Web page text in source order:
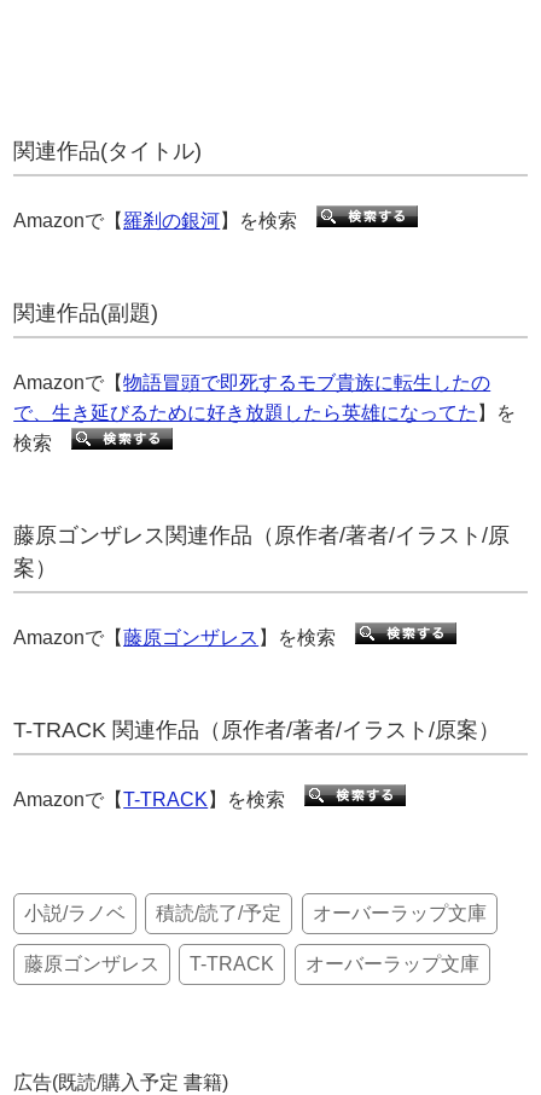
関連作品(タイトル)
Amazonで【羅刹の銀河】を検索
関連作品(副題)
Amazonで【物語冒頭で即死するモブ貴族に転生したの
で、生き延びるために好き放題したら英雄になってた 】を
検索
藤原ゴンザレス関連作品（原作者/著者/イラスト/原
案）
Amazonで【藤原ゴンザレス 】を検索
T-TRACK 関連作品（原作者/著者/イラスト/原案）
Amazonで【T-TRACK 】を検索
小説/ラノベ 積読/読了/予定 オーバーラップ文庫
藤原ゴンザレス T-TRACK オーバーラップ文庫
広告(既読/購入予定 書籍)